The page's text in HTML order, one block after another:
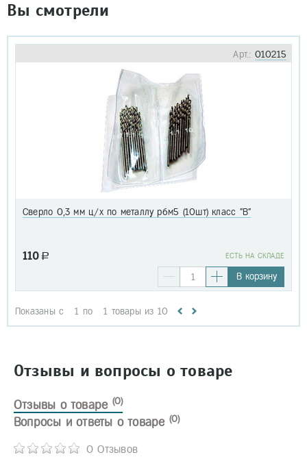
Вы смотрели
Арт.: 010215
Сверло 0,3 мм ц/х по металлу р6м5 (10шт) класс "В"
110 a EСТЬ НА СКЛАДЕ
В корзину
Показаны с 1 по 1 товары из 10
Отзывы и вопросы о товаре
Отзывы о товаре (0)
0 Отзывов
Вопросы и ответы о товаре (0)